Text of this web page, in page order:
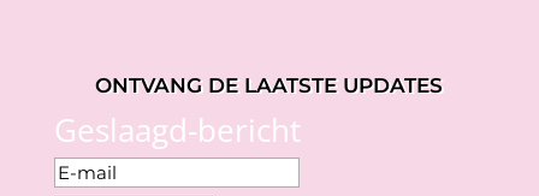
ONTVANG DE LAATSTE UPDATES
Geslaagd-bericht